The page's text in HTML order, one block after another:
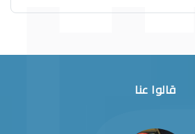
قالوا عنا